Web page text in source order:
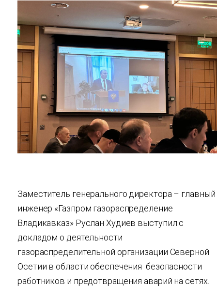
Заместитель генерального директора – главный
инженер «Газпром газораспределение
Владикавказ» Руслан Худиев выступил с
докладом о деятельности
газораспределительной организации Северной
Осетии в области обеспечения безопасности
работников и предотвращения аварий на сетях.